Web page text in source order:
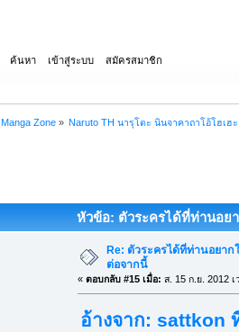
ค้นหา เข้าสู่ระบบ สมัครสมาชิก
Manga Zone» Naruto TH นารุโตะ นินจาคาถาโอ้โฮเฮ
หัวข้อ: ตัวระครได้ที่ท่านอย
Re: ตัวระครได้ที่ท่านอยา
ต่อจากนี้
« ตอบกลับ #15 เมื่อ: ส. 15 ก.ย. 2012 เ
อ้างจาก: sattkon